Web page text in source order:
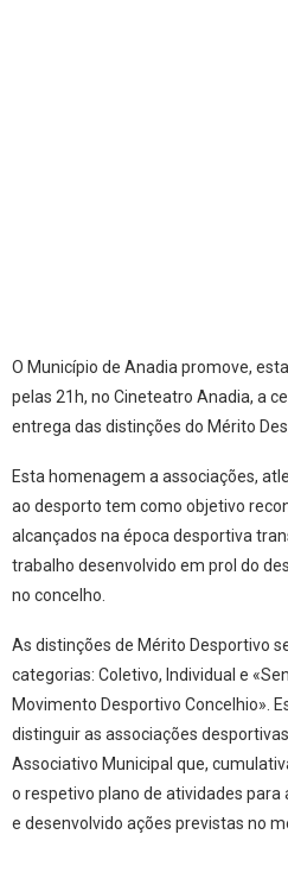
O Município de Anadia promove,
pelas 21h, no Cineteatro Anadia, a
entrega das distinções do Mérito
Esta homenagem a associações,
ao desporto tem como objetivo
alcançados na época desportiva
trabalho desenvolvido em prol do
no concelho.
As distinções de Mérito Desportivo
categorias: Coletivo, Individual e
Movimento Desportivo Concelhio».
distinguir as associações
Associativo Municipal que,
o respetivo plano de atividades
e desenvolvido ações previstas no